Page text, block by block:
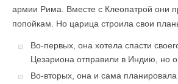
армии Рима. Вместе с Клеопатрой они
попойкам. Но царица строила свои
Во-первых, она хотела спасти
Цезариона отправили в Индию, но
Во-вторых, она и сама планировала